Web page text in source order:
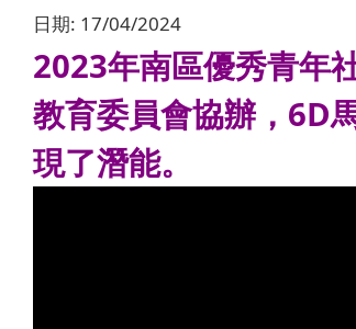
日期: 17/04/2024
2023年南區優秀青年
教育委員會協辦，6D
現了潛能。